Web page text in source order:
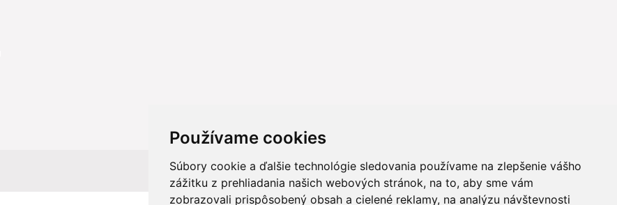
Používame cookies
Súbory cookie a ďalšie technológie sledovania používame na zlepšenie vášho
zážitku z prehliadania našich webových stránok, na to, aby sme vám
zobrazovali prispôsobený obsah a cielené reklamy, na analýzu návštevnosti